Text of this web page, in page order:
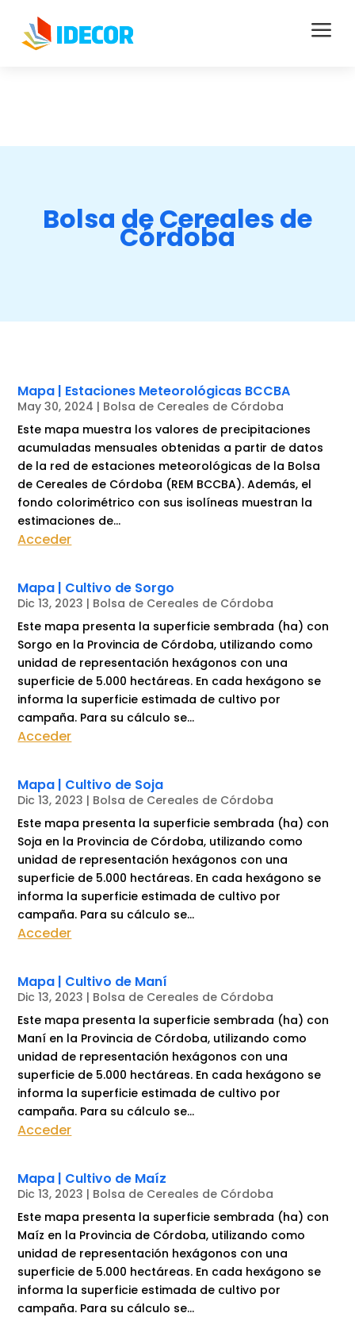
a
Bolsa de Cereales de
Córdoba
Mapa | Estaciones Meteorológicas BCCBA
May 30, 2024 | Bolsa de Cereales de Córdoba
Este mapa muestra los valores de precipitaciones
acumuladas mensuales obtenidas a partir de datos
de la red de estaciones meteorológicas de la Bolsa
de Cereales de Córdoba (REM BCCBA). Además, el
fondo colorimétrico con sus isolíneas muestran la
estimaciones de...
Acceder
Mapa | Cultivo de Sorgo
Dic 13, 2023 | Bolsa de Cereales de Córdoba
Este mapa presenta la superficie sembrada (ha) con
Sorgo en la Provincia de Córdoba, utilizando como
unidad de representación hexágonos con una
superficie de 5.000 hectáreas. En cada hexágono se
informa la superficie estimada de cultivo por
campaña. Para su cálculo se...
Acceder
Mapa | Cultivo de Soja
Dic 13, 2023 | Bolsa de Cereales de Córdoba
Este mapa presenta la superficie sembrada (ha) con
Soja en la Provincia de Córdoba, utilizando como
unidad de representación hexágonos con una
superficie de 5.000 hectáreas. En cada hexágono se
informa la superficie estimada de cultivo por
campaña. Para su cálculo se...
Acceder
Mapa | Cultivo de Maní
Dic 13, 2023 | Bolsa de Cereales de Córdoba
Este mapa presenta la superficie sembrada (ha) con
Maní en la Provincia de Córdoba, utilizando como
unidad de representación hexágonos con una
superficie de 5.000 hectáreas. En cada hexágono se
informa la superficie estimada de cultivo por
campaña. Para su cálculo se...
Acceder
Mapa | Cultivo de Maíz
Dic 13, 2023 | Bolsa de Cereales de Córdoba
Este mapa presenta la superficie sembrada (ha) con
Maíz en la Provincia de Córdoba, utilizando como
unidad de representación hexágonos con una
superficie de 5.000 hectáreas. En cada hexágono se
informa la superficie estimada de cultivo por
campaña. Para su cálculo se...